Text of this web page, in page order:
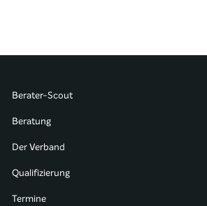
Berater-Scout
Beratung
Der Verband
Qualifizierung
Termine